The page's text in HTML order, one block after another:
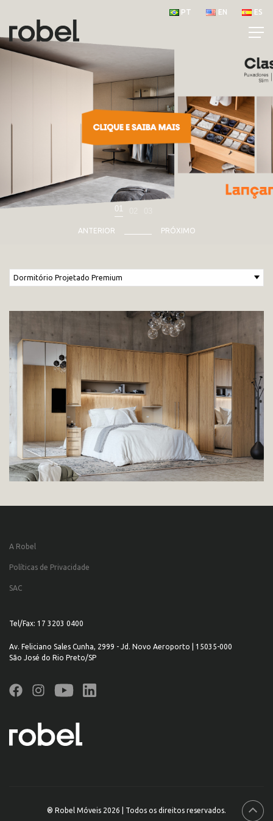
PT EN ES
ANTERIOR PRÓXIMO
01
A Robel
Políticas de Privacidade
SAC
Tel/Fax: 17 3203 0400
Av. Feliciano Sales Cunha, 2999 - Jd. Novo Aeroporto | 15035-000
São José do Rio Preto/SP
® Robel Móveis 2026 | Todos os direitos reservados.